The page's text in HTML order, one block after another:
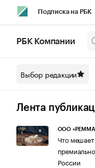
Подписка на РБК
Спецпроекты СПб
Технологии и
РБК Компании
Выбор редакции
Лента
ООО «РЕММА
Что
России